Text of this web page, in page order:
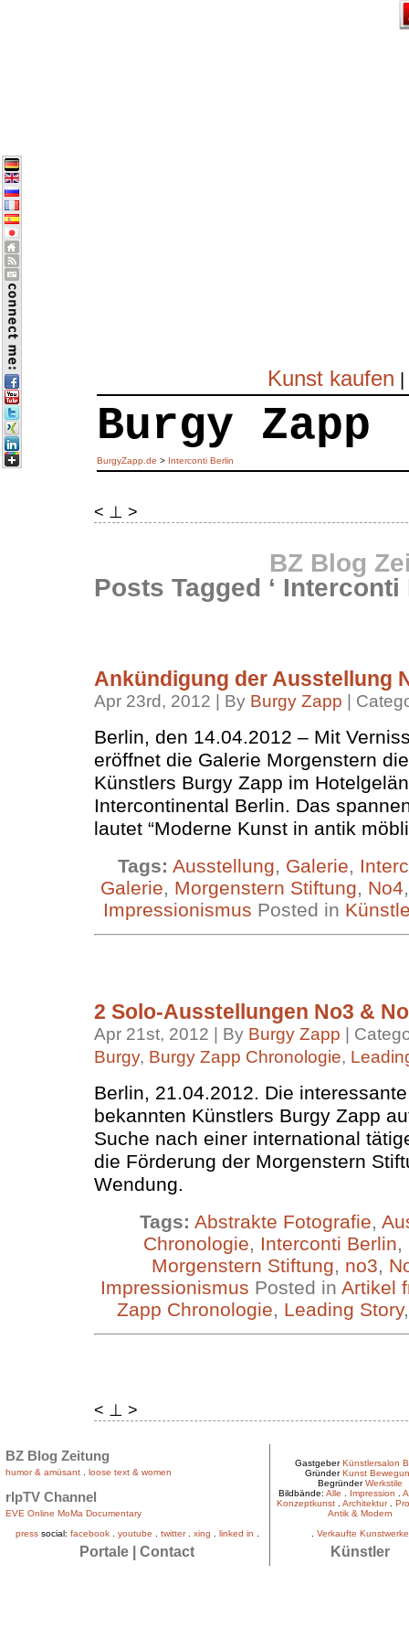
Kunst kaufen
Burgy Zapp
BurgyZapp.de > Interconti Berlin
< ⊥ >
BZ Blog
Posts Tagged ‘ Interconti
Ankündigung der Ausstellung
Apr 23rd, 2012 | By Burgy Zapp |
Berlin, den 14.04.2012 – Mit
eröffnet die Galerie Morgenstern
Künstlers Burgy Zapp im
Intercontinental Berlin. Das
lautet “Moderne Kunst in antik
Tags: Ausstellung Galerie
Galerie
Morgenstern Stiftung No4
Impressionismus Posted in
2 Solo-Ausstellungen No3 &
Apr 21st, 2012 | By Burgy Zapp |
Burgy, Burgy Zapp Chronologie,
Berlin, 21.04.2012. Die
bekannten Künstlers Burgy Zapp
Suche nach einer international
die Förderung der Morgenstern
Wendung.
Tags: Abstrakte Fotografie
Chronologie
Interconti Berlin
Morgenstern Stiftung
no3
Impressionismus Posted in Artikel
Zapp Chronologie
Leading Story
< ⊥ >
BZ Blog Zeitung
humor & amüsant loose text & women
rlpTV Channel
EVE Online MoMa Documentary
presssocial: facebook. youtube twitter. xing linked in
Portale Contact
GastgeberKünstlersalon
GründerKunst
BegründerWerkstile
Bildbände: Alle Impression
Konzeptkunst. Architektur.
Antik & Modern
Verkaufte Kunstwerke
Künstler